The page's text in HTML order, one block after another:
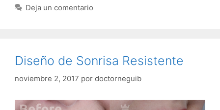
Deja un comentario
Diseño de Sonrisa Resistente
noviembre 2, 2017 por doctorneguib